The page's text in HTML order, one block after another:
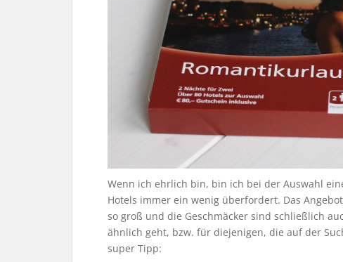
Wenn ich ehrlich bin, bin ich bei der Auswahl
Hotels immer ein wenig überfordert. Das
so groß und die Geschmäcker sind schließlich
ähnlich geht, bzw. für diejenigen, die auf der
super Tipp: